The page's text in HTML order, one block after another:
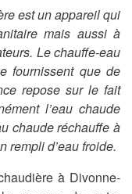
est un appareil qui
mais aussi à
Le chauffe-eau
fournissent que de
repose sur le fait
l’eau chaude
chaude réchauffe à
rempli d’eau froide.
à Divonne-